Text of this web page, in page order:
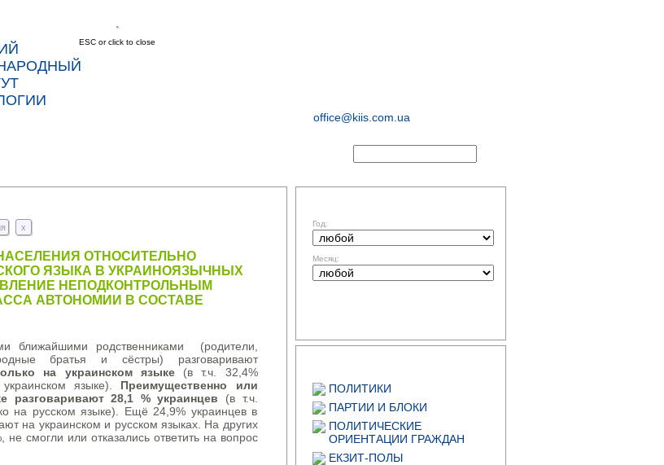
office@kiis.com.ua
ESC or click to close
x
ОТНОСИТЕЛЬНО
ЯЗЫКА В УКРАИНОЯЗЫЧНЫХ
НЕПОДКОНТРОЛЬНЫМ
АВТОНОМИИ В СОСТАВЕ
ближайшими родственниками (родители,
братья и сёстры) разговаривают
на украинском языке(в т.ч. 32,4%
языке). Преимущественно или
разговаривают 28,1 % украинцев (в т.ч.
на русском языке). Ещё 24,9% украинцев в
на украинском и русском языках. На других
не смогли или отказались ответить на вопрос
Год:
Месяц:
ПОЛИТИКИ
ПАРТИИ И БЛОКИ
ПОЛИТИЧЕСКИЕ
ОРИЕНТАЦИИ ГРАЖДАН
ЕКЗИТ-ПОЛЫ